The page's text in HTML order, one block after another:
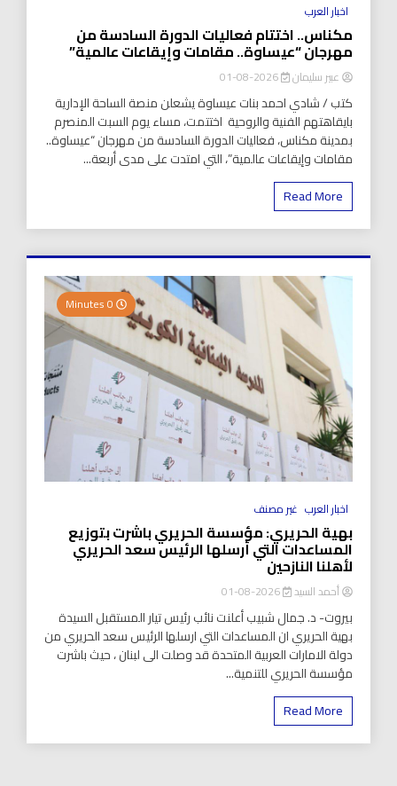
اخبار العرب
مكناس.. اختتام فعاليات الدورة السادسة من
مهرجان “عيساوة.. مقامات وإيقاعات عالمية”
عبير سليمان 2026-08-01
كتب / شادي احمد بنات عيساوة يشعلن منصة الساحة الإدارية
بايقاهتهم الفنية والروحية اختتمت، مساء يوم السبت المنصرم
بمدينة مكناس، فعاليات الدورة السادسة من مهرجان “عيساوة..
مقامات وإيقاعات عالمية”، التي امتدت على مدى أربعة...
Read More
اخبار العرب غير مصنف
بهية الحريري: مؤسسة الحريري باشرت بتوزيع
المساعدات التي أرسلها الرئيس سعد الحريري
لأهلنا النازحين
أحمد السيد 2026-08-01
بيروت- د. جمال شبيب أعلنت نائب رئيس تيار المستقبل السيدة
بهية الحريري ان المساعدات التي ارسلها الرئيس سعد الحريري من
دولة الامارات العربية المتحدة قد وصلت الى لبنان ، حيث باشرت
مؤسسة الحريري للتنمية...
Read More